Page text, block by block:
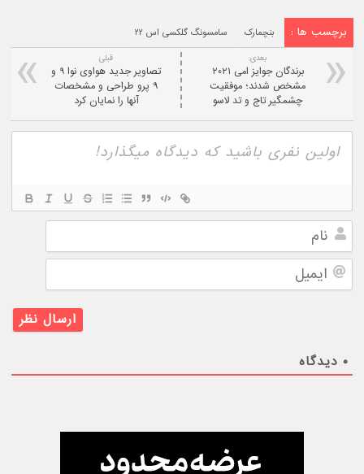
برچسب ها : بنچمارک سامسونگ گلکسی اس ۲۲
قبلی
تصاویر جدید هواوی نوا ۹ و
۹ پرو طراحی و مشخصات
آنها را نمایان کرد
بعدی:
برندگان جوایز امی ۲۰۲۱
مشخص شدند؛ موفقیت‌
چشمگیر تاج و تد لاسو
ایمیل
۰ دیدگاه